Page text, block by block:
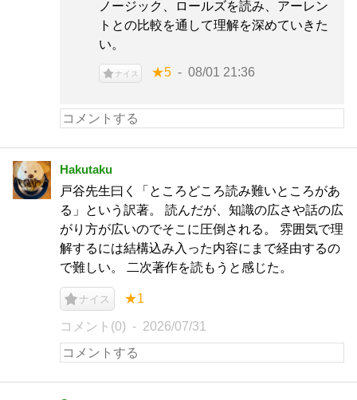
ノージック、ロールズを読み、アーレン
トとの比較を通して理解を深めていきた
い。
ナイス ★5 08/01 21:36
Hakutaku
戸谷先生曰く「ところどころ読み難いところがあ
る」という訳著。 読んだが、知識の広さや話の広
がり方が広いのでそこに圧倒される。 雰囲気で理
解するには結構込み入った内容にまで経由するの
で難しい。 二次著作を読もうと感じた。
ナイス ★1
コメント(0) 2026/07/31